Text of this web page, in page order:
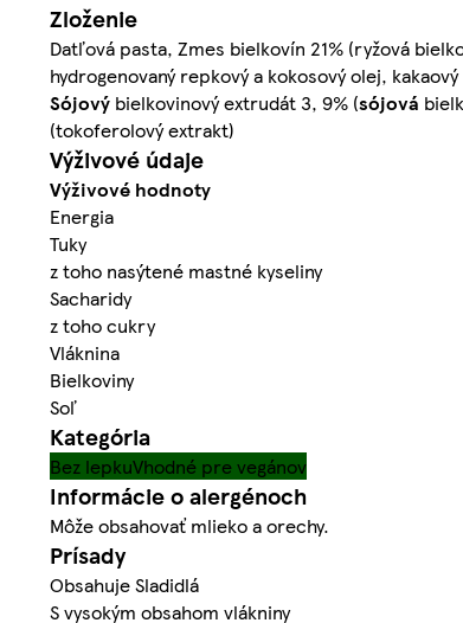
Zloženie
Datľová pasta, Zmes bielkovín 21% (ryžová
hydrogenovaný repkový a kokosový olej,
Sójový bielkovinový extrudát 3, 9% (sójová
(tokoferolový extrakt)
Výživové údaje
Výživové hodnoty
Energia
Tuky
z toho nasýtené mastné kyseliny
Sacharidy
z toho cukry
Vláknina
Bielkoviny
Soľ
Kategória
Bez lepkuVhodné pre vegánov
Informácie o alergénoch
Môže obsahovať mlieko a orechy.
Prísady
Obsahuje Sladidlá
S vysokým obsahom vlákniny